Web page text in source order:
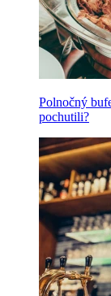
Polnočný
pochutili?